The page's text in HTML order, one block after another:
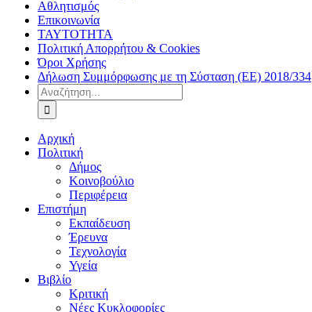
Αθλητισμός
Επικοινωνία
ΤΑΥΤΟΤΗΤΑ
Πολιτική Απορρήτου & Cookies
Όροι Χρήσης
Δήλωση Συμμόρφωσης με τη Σύσταση (ΕΕ) 2018/334
Αναζήτηση
για:
Αρχική
Πολιτική
Δήμος
Κοινοβούλιο
Περιφέρεια
Επιστήμη
Εκπαίδευση
Έρευνα
Τεχνολογία
Υγεία
Βιβλίο
Κριτική
Νέες Κυκλοφορίες